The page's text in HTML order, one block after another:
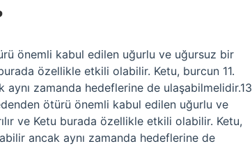
önemli kabul edilen uğurlu ve uğursuz bir
özellikle etkili olabilir. Ketu, burcun 11.
zamanda hedeflerine de ulaşabilmelidir.13
ötürü önemli kabul edilen uğurlu ve
ve Ketu burada özellikle etkili olabilir. Ketu,
ancak aynı zamanda hedeflerine de